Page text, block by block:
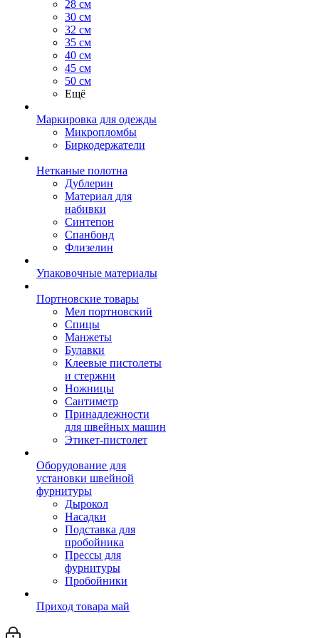
28 см
30 см
32 см
35 см
40 см
45 см
50 см
Ещё
Маркировка для одежды
Микропломбы
Биркодержатели
Нетканые полотна
Дублерин
Материал для
набивки
Синтепон
Спанбонд
Флизелин
Упаковочные материалы
Портновские товары
Мел портновский
Спицы
Манжеты
Булавки
Клеевые пистолеты
и стержни
Ножницы
Сантиметр
Принадлежности
для швейных машин
Этикет-пистолет
Оборудование для
установки швейной
фурнитуры
Дырокол
Насадки
Подставка для
пробойника
Прессы для
фурнитуры
Пробойники
Приход товара май